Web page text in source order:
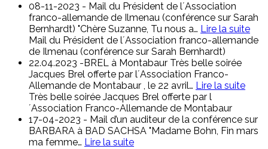
08-11-2023 - Mail du Président de l´Association
franco-allemande de Ilmenau (conférence sur Sarah
Bernhardt) "Chère Suzanne, Tu nous a… Lire la suite
Mail du Président de l´Association franco-allemande
de Ilmenau (conférence sur Sarah Bernhardt)
22.04.2023 -BREL à Montabaur Très belle soirée
Jacques Brel offerte par l´Association Franco-
Allemande de Montabaur , le 22 avril… Lire la suite
Très belle soirée Jacques Brel offerte par l
´Association Franco-Allemande de Montabaur
17-04-2023 - Mail d’un auditeur de la conférence sur
BARBARA à BAD SACHSA "Madame Bohn, Fin mars
ma femme… Lire la suite